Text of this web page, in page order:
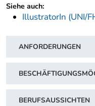
Siehe auch:
IllustratorIn (UNI/
ANFORDERUNGEN
BERUFSAUSSICHTEN